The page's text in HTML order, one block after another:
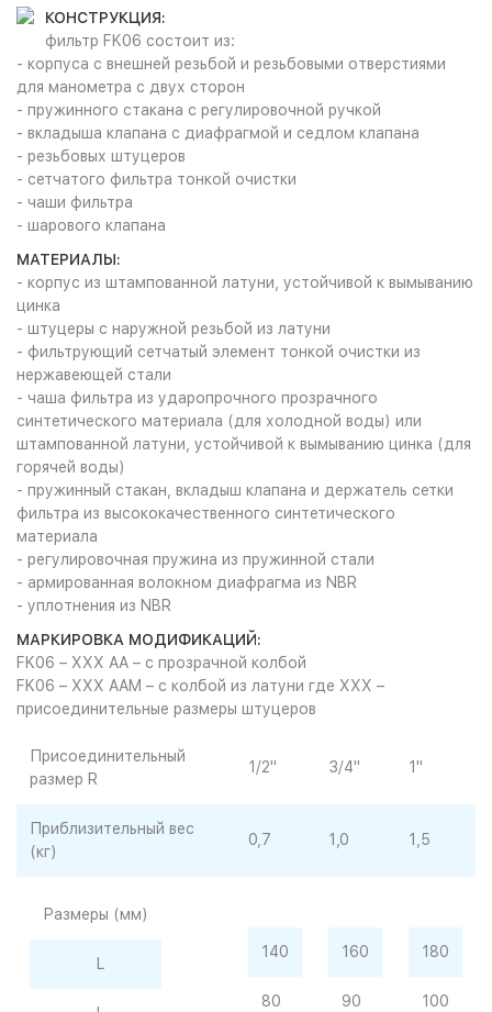
КОНСТРУКЦИЯ:
фильтр FK06 состоит из:
- корпуса с внешней резьбой и резьбовыми отверстиями
для манометра с двух сторон
- пружинного стакана с регулировочной ручкой
- вкладыша клапана с диафрагмой и седлом клапана
- резьбовых штуцеров
- сетчатого фильтра тонкой очистки
- чаши фильтра
- шарового клапана
МАТЕРИАЛЫ:
- корпус из штампованной латуни, устойчивой к вымыванию
цинка
- штуцеры с наружной резьбой из латуни
- фильтрующий сетчатый элемент тонкой очистки из
нержавеющей стали
- чаша фильтра из ударопрочного прозрачного
синтетического материала (для холодной воды) или
штампованной латуни, устойчивой к вымыванию цинка (для
горячей воды)
- пружинный стакан, вкладыш клапана и держатель сетки
фильтра из высококачественного синтетического
материала
- регулировочная пружина из пружинной стали
- армированная волокном диафрагма из NBR
- уплотнения из NBR
МАРКИРОВКА МОДИФИКАЦИЙ:
FK06 – XXX AA – с прозрачной колбой
FK06 – XXX AAM – с колбой из латуни где XXX –
присоединительные размеры штуцеров
Присоединительный
размер R
1/2" 3/4" 1"
Приблизительный вес
(кг)
0,7 1,0 1,5
Размеры (мм)
L
140
80
160
90
180
100